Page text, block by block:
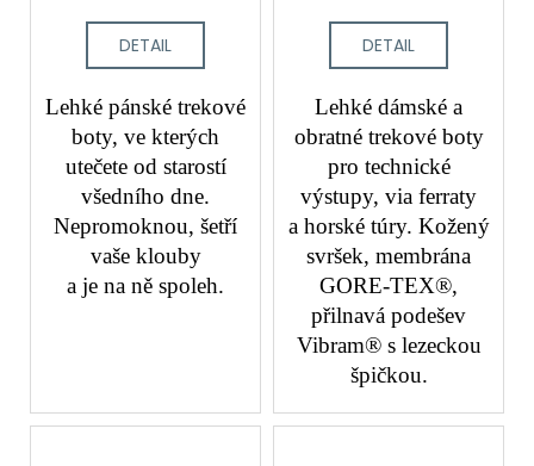
DETAIL
Lehké pánské trekové
boty, ve kterých
utečete od starostí
všedního dne.
Nepromoknou, šetří
vaše klouby
a je na ně spoleh.
DETAIL
Lehké dámské a
obratné trekové boty
pro technické
výstupy, via ferraty
a horské túry. Kožený
svršek, membrána
GORE-TEX®,
přilnavá podešev
Vibram® s lezeckou
špičkou.